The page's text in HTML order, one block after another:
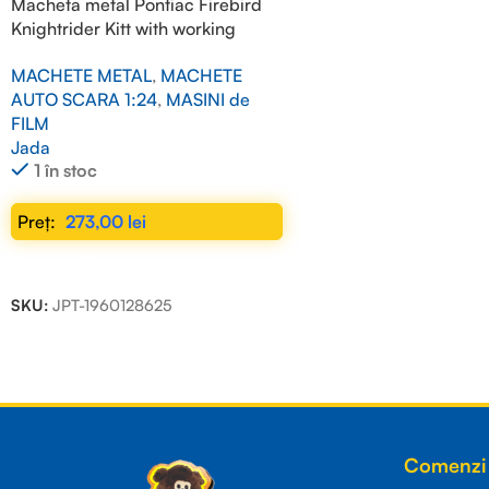
Knightrider Kitt with working
1/24
MACHETE METAL, MACHETE
AUTO SCARA 1:24, MASINI de
FILM
Jada
1 în stoc
273,00 lei
SKU: JPT-1960128625